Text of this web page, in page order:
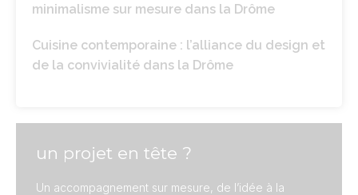
minimalisme sur mesure dans la Drôme
Cuisine contemporaine : l’alliance du design et
de la convivialité dans la Drôme
un projet en tête ?
Un accompagnement sur mesure, de l’idée à la